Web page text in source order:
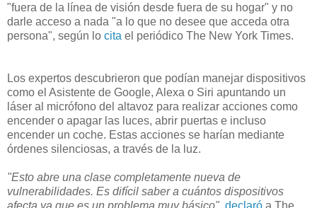
"fuera de la línea de visión desde fuera de su hogar" y no
darle acceso a nada "a lo que no desee que acceda otra
persona", según lo cita el periódico The New York Times.
Los expertos descubrieron que podían manejar dispositivos
como el Asistente de Google, Alexa o Siri apuntando un
láser al micrófono del altavoz para realizar acciones como
encender o apagar las luces, abrir puertas e incluso
encender un coche. Estas acciones se harían mediante
órdenes silenciosas, a través de la luz.
"Esto abre una clase completamente nueva de
vulnerabilidades. Es difícil saber a cuántos dispositivos
afecta ya que es un problema muy básico", declaró a The